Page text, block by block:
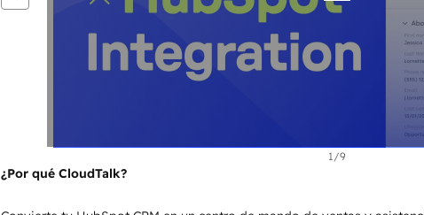
elementos
1/9
¿Por qué CloudTalk?